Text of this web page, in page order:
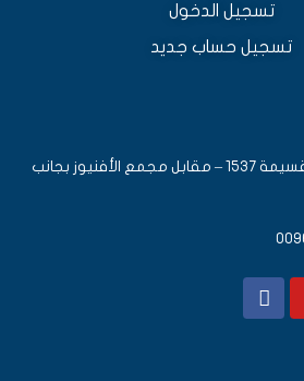
تسجيل الدخول
تسجيل حساب جديد
الكويت – الري -قطعة 1 – قسيمة 1537 – مقابل مجمع الأفنيوز بجانب